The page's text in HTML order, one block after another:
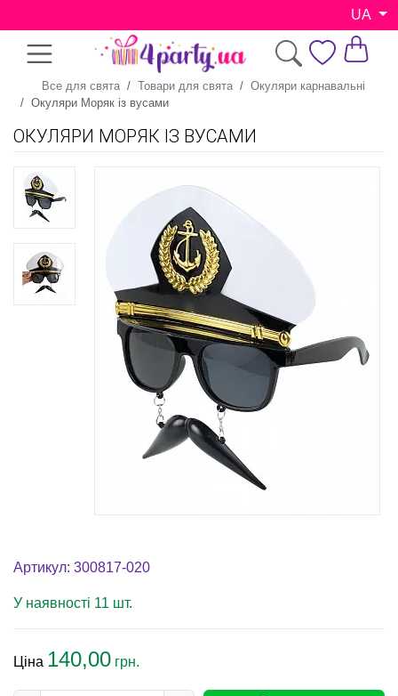
UA
Все для свята Товари для свята
Окуляри карнавальні
Окуляри Моряк із вусами
ОКУЛЯРИ МОРЯК ІЗ ВУСАМИ
Артикул: 300817-020
У наявності 11 шт.
Ціна 140,00 грн.